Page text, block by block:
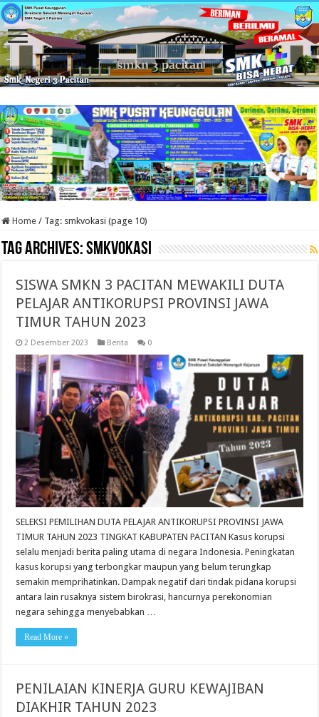
Home / Tag: smkvokasi (page 10)
Tag Archives:smkvokasi
SISWA SMKN 3 PACITAN MEWAKILI DUTA
PELAJAR ANTIKORUPSI PROVINSI JAWA
TIMUR TAHUN 2023
2 Desember 2023 Berita 0
SELEKSI PEMILIHAN DUTA PELAJAR ANTIKORUPSI PROVINSI JAWA
TIMUR TAHUN 2023 TINGKAT KABUPATEN PACITAN Kasus korupsi
selalu menjadi berita paling utama di negara Indonesia. Peningkatan
kasus korupsi yang terbongkar maupun yang belum terungkap
semakin memprihatinkan. Dampak negatif dari tindak pidana korupsi
antara lain rusaknya sistem birokrasi, hancurnya perekonomian
negara sehingga menyebabkan …
Read More »
PENILAIAN KINERJA GURU KEWAJIBAN
DIAKHIR TAHUN 2023